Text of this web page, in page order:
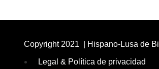
Copyright 2021 | Hispano-Lusa de
Legal & Política de privacidad